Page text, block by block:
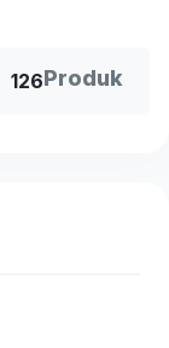
126Produk